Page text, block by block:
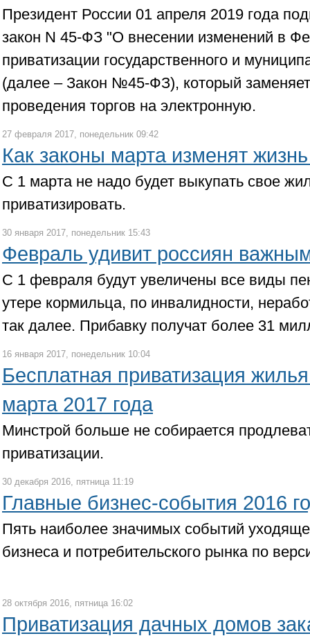
Президент России 01 апреля 2019 года
закон N 45-ФЗ "О внесении изменений в
приватизации государственного и
(далее – Закон №45-ФЗ), который
проведения торгов на электронную.
27 февраля 2017, понедельник 09:42
Как законы марта изменят
С 1 марта не надо будет выкупать свое
приватизировать.
30 января 2017, понедельник 15:43
Февраль удивит россиян
С 1 февраля будут увеличены все виды
утере кормильца, по инвалидности,
так далее. Прибавку получат более 31
16 января 2017, понедельник 10:04
Бесплатная приватизация
марта 2017 года
Минстрой больше не собирается
приватизации.
30 декабря 2016, пятница 11:19
Главные бизнес-события 2016
Пять наиболее значимых событий
бизнеса и потребительского рынка по
28 октября 2016, пятница 16:02
Приватизация дачных домов